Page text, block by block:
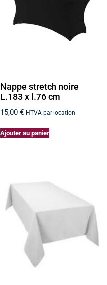
Nappe stretch noire
L.183 x l.76 cm
15,00 € HTVA par location
Ajouter au panier